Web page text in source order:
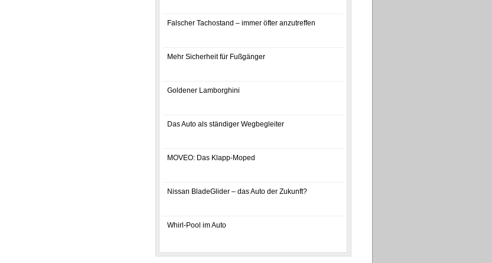
Falscher Tachostand – immer öfter anzutreffen
Mehr Sicherheit für Fußgänger
Goldener Lamborghini
Das Auto als ständiger Wegbegleiter
MOVEO: Das Klapp-Moped
Nissan BladeGlider – das Auto der Zukunft?
Whirl-Pool im Auto